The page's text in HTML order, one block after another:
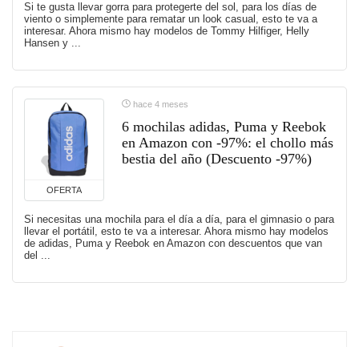
Si te gusta llevar gorra para protegerte del sol, para los días de
viento o simplemente para rematar un look casual, esto te va a
interesar. Ahora mismo hay modelos de Tommy Hilfiger, Helly
Hansen y ...
OFERTA
hace 4 meses
6 mochilas adidas, Puma y Reebok
en Amazon con -97%: el chollo más
bestia del año (Descuento -97%)
Si necesitas una mochila para el día a día, para el gimnasio o para
llevar el portátil, esto te va a interesar. Ahora mismo hay modelos
de adidas, Puma y Reebok en Amazon con descuentos que van
del ...